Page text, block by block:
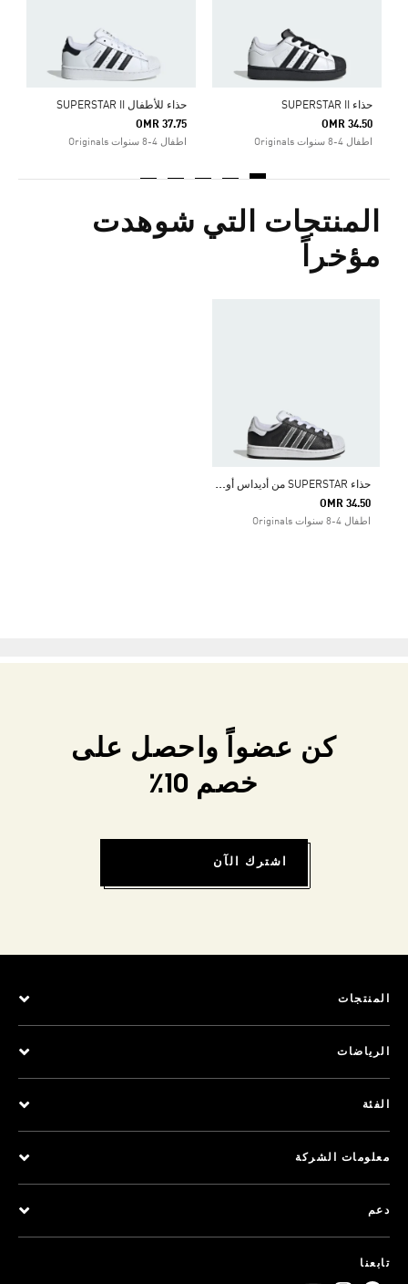
حذاء SUPERSTAR II
OMR 34.50
اطفال 4-8 سنوات Originals
حذاء للأطفال SUPERSTAR II
OMR 37.75
اطفال 4-8 سنوات Originals
المنتجات التي شوهدت
مؤخراً
ح
ذاء SUPERSTAR من أديداس أوريجينالز للأطفال
OMR 34.50
اطفال 4-8 سنوات Originals
كن عضواً واحصل على
خصم 10٪
اشترك الآن
المنتجات
الرياضات
الفئة
معلومات الشركة
دعم
تابعنا